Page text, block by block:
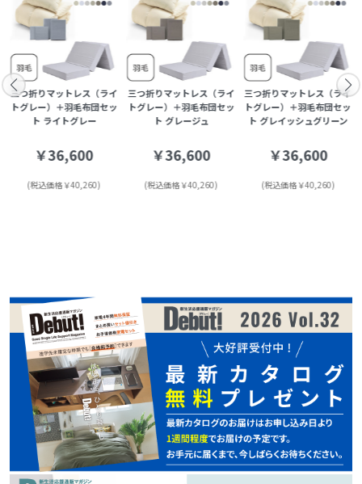
三つ折りマットレス（ライ
トグレー）＋羽毛布団セッ
ト ライトグレー
￥36,600
(税込価格￥40,260)
三つ折りマットレス（ライ
トグレー）＋羽毛布団セッ
ト グレージュ
￥36,600
(税込価格￥40,260)
三つ折りマットレス（ライ
トグレー）＋羽毛布団セッ
ト グレイッシュグリーン
￥36,600
(税込価格￥40,260)